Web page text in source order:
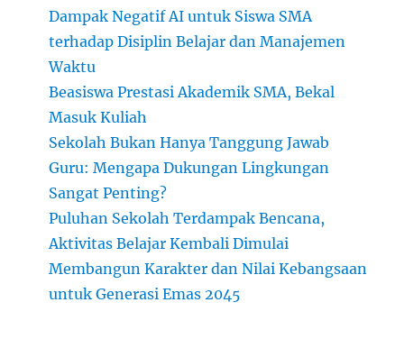
Dampak Negatif AI untuk Siswa SMA
terhadap Disiplin Belajar dan Manajemen
Waktu
Beasiswa Prestasi Akademik SMA, Bekal
Masuk Kuliah
Sekolah Bukan Hanya Tanggung Jawab
Guru: Mengapa Dukungan Lingkungan
Sangat Penting?
Puluhan Sekolah Terdampak Bencana,
Aktivitas Belajar Kembali Dimulai
Membangun Karakter dan Nilai Kebangsaan
untuk Generasi Emas 2045